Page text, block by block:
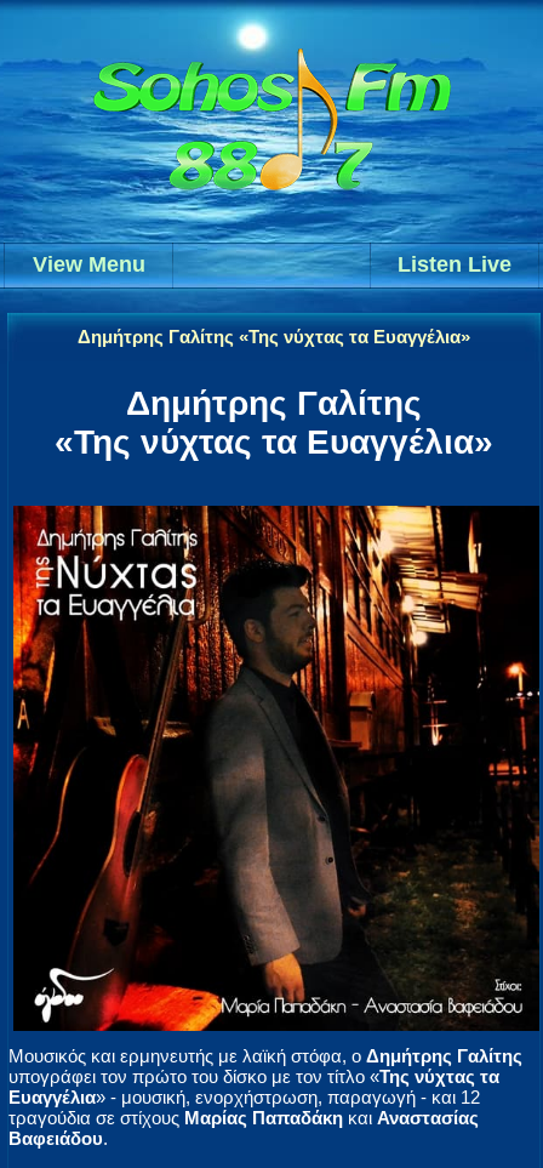
Listen Live
View Menu
Δημήτρης Γαλίτης «Της νύχτας τα Ευαγγέλια»
Δημήτρης Γαλίτης
«Της νύχτας τα Ευαγγέλια»
Μουσικός και ερμηνευτής με λαϊκή στόφα, ο Δημήτρης Γαλίτης
υπογράφει τον πρώτο του δίσκο με τον τίτλο «Της νύχτας τα
Ευαγγέλια» - μουσική, ενορχήστρωση, παραγωγή - και 12
τραγούδια σε στίχους Μαρίας Παπαδάκη και Αναστασίας
Βαφειάδου.